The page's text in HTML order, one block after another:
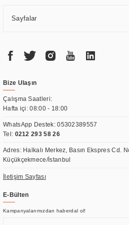
Sayfalar
Bize Ulaşın
Çalışma Saatleri:
Hafta içi: 08:00 - 18:00
WhatsApp Destek:05302389557
Tel: 0212 293 58 26
Adres: Halkalı Merkez, Basın Ekspres Cd.
Küçükçekmece/İstanbul
İletişim Sayfası
E-Bülten
Kampanyalarımızdan haberdal ol!